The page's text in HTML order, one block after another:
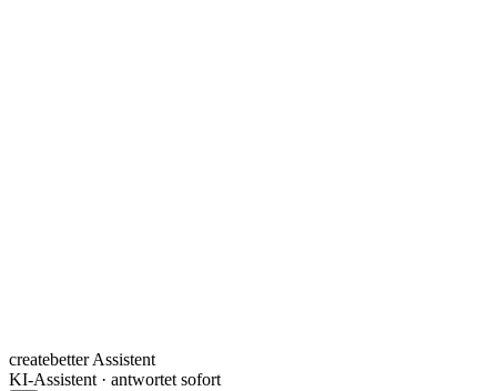
createbetter Assistent
KI-Assistent · antwortet sofort